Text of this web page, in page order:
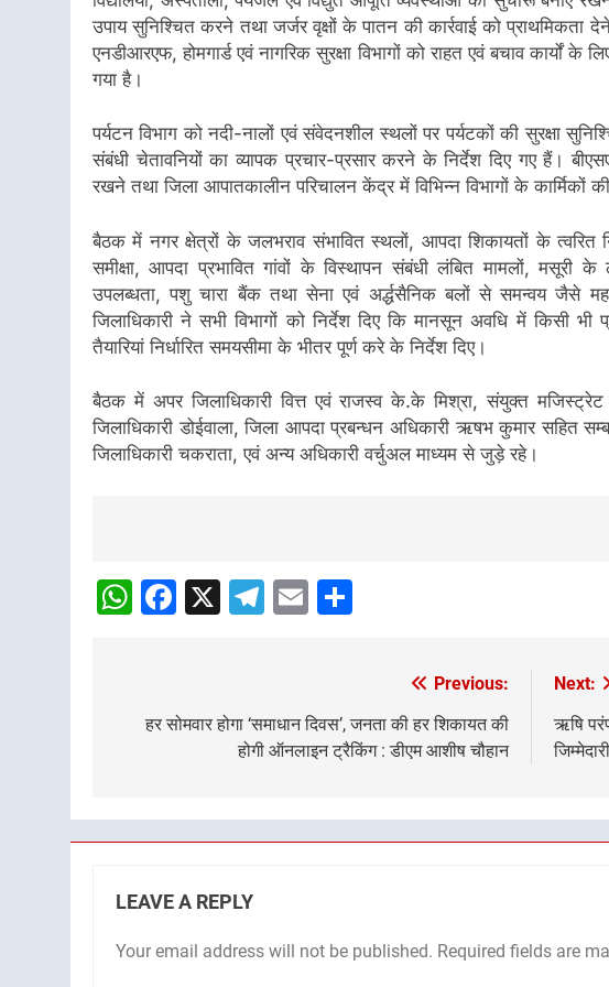
उपाय सुनिश्चित करने तथा जर्जर वृक्षों के पातन की कार्रवाई को
एनडीआरएफ, होमगार्ड एवं नागरिक सुरक्षा विभागों को राहत एवं बचाव कार्यों
गया है।
पर्यटन विभाग को नदी-नालों एवं संवेदनशील स्थलों पर पर्यटकों की सुरक्षा
संबंधी चेतावनियों का व्यापक प्रचार-प्रसार करने के निर्देश दिए गए हैं।
रखने तथा जिला आपातकालीन परिचालन केंद्र में विभिन्न विभागों के कार्मिकों
बैठक में नगर क्षेत्रों के जलभराव संभावित स्थलों, आपदा शिकायतों के त्वरित
समीक्षा, आपदा प्रभावित गांवों के विस्थापन संबंधी लंबित मामलों, मसूरी
उपलब्धता, पशु चारा बैंक तथा सेना एवं अर्द्धसैनिक बलों से समन्वय जैसे
जिलाधिकारी ने सभी विभागों को निर्देश दिए कि मानसून अवधि में किसी भी
तैयारियां निर्धारित समयसीमा के भीतर पूर्ण करे के निर्देश दिए।
बैठक में अपर जिलाधिकारी वित्त एवं राजस्व के.के मिश्रा, संयुक्त
जिलाधिकारी डोईवाला, जिला आपदा प्रबन्धन अधिकारी ऋषभ कुमार सहित
जिलाधिकारी चकराता, एवं अन्य अधिकारी वर्चुअल माध्यम से जुड़े रहे।
navigation
WhatsApp
Facebook
X Telegram
Email
navigation
Previous:
हर सोमवार होगा ‘समाधान दिवस’, जनता की हर शिकायत की
होगी ऑनलाइन ट्रैकिंग : डीएम आशीष चौहान
Next:
ऋषि
LEAVE A REPLY
Your email address will not be published. Required fields are